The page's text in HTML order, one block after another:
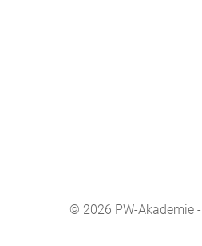
© 2026 PW-Akademie